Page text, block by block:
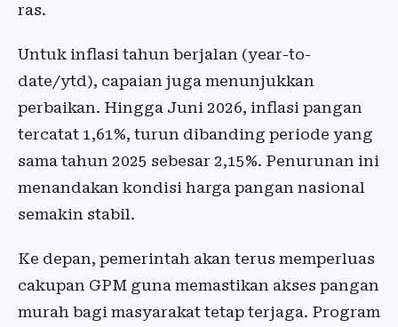
ras.
Untuk inflasi tahun berjalan (year-to-
date/ytd), capaian juga menunjukkan
perbaikan. Hingga Juni 2026, inflasi pangan
tercatat 1,61%, turun dibanding periode yang
sama tahun 2025 sebesar 2,15%. Penurunan ini
menandakan kondisi harga pangan nasional
semakin stabil.
Ke depan, pemerintah akan terus memperluas
cakupan GPM guna memastikan akses pangan
murah bagi masyarakat tetap terjaga. Program